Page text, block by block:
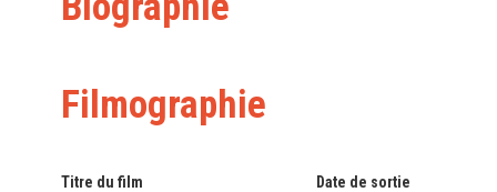
Filmographie
Titre du film Date de sortie